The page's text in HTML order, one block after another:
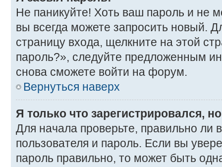
Не паникуйте! Хоть ваш пароль и не
вы всегда можете запросить новый.
страницу входа, щелкните на этой
пароль?», следуйте предложенным
снова сможете войти на форум.
Вернуться наверх
Я только что зарегистрировался,
Для начала проверьте, правильно ли
пользователя и пароль. Если вы
пароль правильно, то может быть